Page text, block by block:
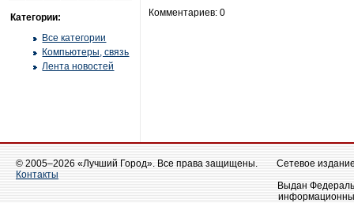
Категории:
Все категории
Компьютеры, связь
Лента новостей
Комментариев: 0
© 2005–2026 «Лучший Город». Все права защищены.
Контакты
Сетевое
Выдан